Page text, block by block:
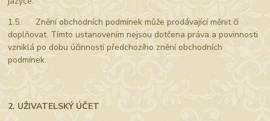
1.5. Znění obchodních podmínek může prodávající měnit či
doplňovat. Tímto ustanovením nejsou dotčena práva a povinnosti
vzniklá po dobu účinnosti předchozího znění obchodních
podmínek.
2. UŽIVATELSKÝ ÚČET